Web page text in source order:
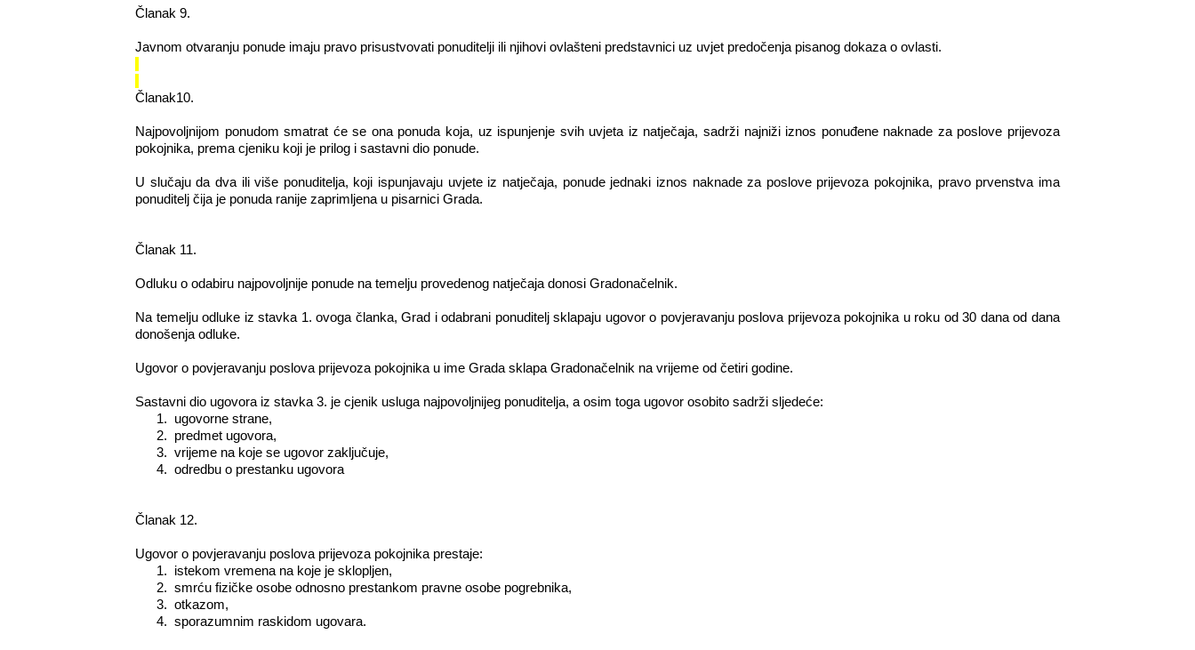
Članak 9.
Javnom otvaranju ponude imaju pravo prisustvovati ponuditelji ili njihovi ovlašteni predstavnici uz uvjet predočenja pisanog dokaza o ovlasti.
Članak10.
Najpovoljnijom ponudom smatrat će se ona ponuda koja, uz ispunjenje svih uvjeta iz natječaja, sadrži najniži iznos ponuđene naknade za poslove prijevoza
pokojnika, prema cjeniku koji je prilog i sastavni dio ponude.
U slučaju da dva ili više ponuditelja, koji ispunjavaju uvjete iz natječaja, ponude jednaki iznos naknade za poslove prijevoza pokojnika, pravo prvenstva ima
ponuditelj čija je ponuda ranije zaprimljena u pisarnici Grada.
Članak 11.
Odluku o odabiru najpovoljnije ponude na temelju provedenog natječaja donosi Gradonačelnik.
Na temelju odluke iz stavka 1. ovoga članka, Grad i odabrani ponuditelj sklapaju ugovor o povjeravanju poslova prijevoza pokojnika u roku od 30 dana od dana
donošenja odluke.
Ugovor o povjeravanju poslova prijevoza pokojnika u ime Grada sklapa Gradonačelnik na vrijeme od četiri godine.
Sastavni dio ugovora iz stavka 3. je cjenik usluga najpovoljnijeg ponuditelja, a osim toga ugovor osobito sadrži sljedeće:
1.
ugovorne strane,
2.
predmet ugovora,
3. vrijeme na koje se ugovor zaključuje,
4. odredbu o prestanku ugovora
Članak 12.
Ugovor o povjeravanju poslova prijevoza pokojnika prestaje:
1.
istekom vremena na koje je sklopljen,
2. smrću fizičke osobe odnosno prestankom pravne osobe pogrebnika,
3. otkazom,
4. sporazumnim raskidom ugovara.